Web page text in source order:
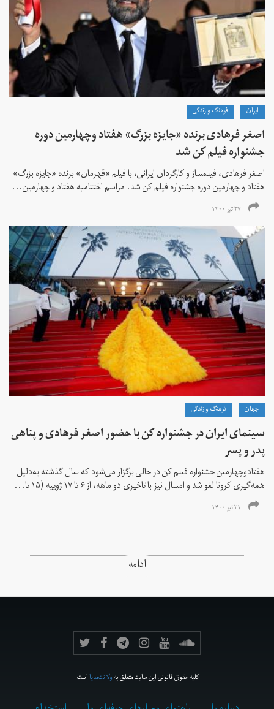
ايران فرهنگ و زندگی
اصغر فرهادی برنده «جایزه بزرگ»‌ هفتاد‌ وچهارمین دوره
جشنواره فیلم کن شد
اصغر فرهادی، فیلمساز و کارگردان ایرانی، با فیلم «قهرمان» برنده «جایزه بزرگ»
هفتاد و چهارمین دوره جشنواره فیلم کن شد. مراسم اختتامیه هفتاد و چهارمین...
۲۷ تیر ۱۴۰۰
جهان فرهنگ و زندگی
سینمای ایران در جشنواره کن با حضور اصغر فرهادی و پناهی
پدر و پسر
هفتادوچهارمین جشنواره فیلم کن در حالی برگزار می‌شود که سال گذشته به‌دلیل
همه‌گیری کرونا لغو شد و امسال نیز با تاخیری دو ماهه، از ۶ تا ۱۷ ژوییه (۱۵ تا...
۲۱ تیر ۱۴۰۰
ادامه
کلیه حقوق قانونی این سایت متعلق بهولانت‌مدیااست.